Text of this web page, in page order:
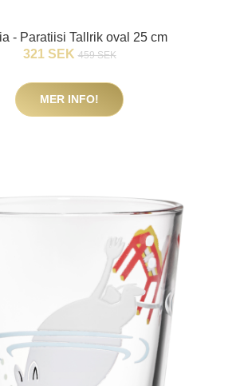
- Paratiisi Tallrik oval 25 cm
321 SEK 459 SEK
MER INFO!